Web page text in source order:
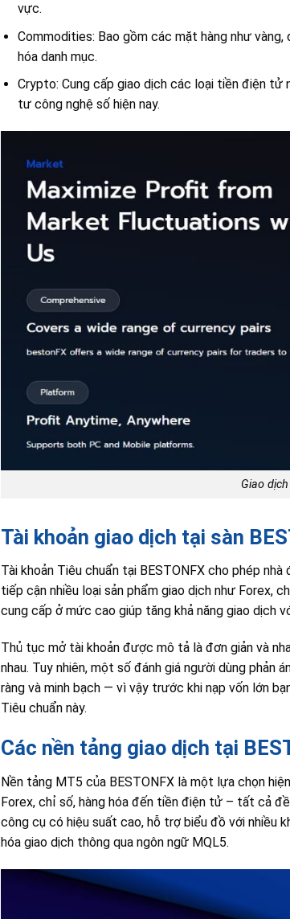
vực.
Commodities: Bao gồm các mặt hàng như
hóa danh mục.
Crypto: Cung cấp giao dịch các loại tiền điện tử
tư công nghệ số hiện nay.
Giao
Tài khoản giao dịch tại sàn
Tài khoản Tiêu chuẩn tại BESTONFX cho phép
tiếp cận nhiều loại sản phẩm giao dịch như Forex,
cung cấp ở mức cao giúp tăng khả năng giao dịch
Thủ tục mở tài khoản được mô tả là đơn giản và
nhau. Tuy nhiên, một số đánh giá người dùng
ràng và minh bạch — vì vậy trước khi nạp vốn lớn
Tiêu chuẩn này.
Các nền tảng giao dịch tại
Nền tảng MT5 của BESTONFX là một lựa chọn
Forex, chỉ số, hàng hóa đến tiền điện tử – tất cả
công cụ có hiệu suất cao, hỗ trợ biểu đồ với nhiều
hóa giao dịch thông qua ngôn ngữ MQL5.